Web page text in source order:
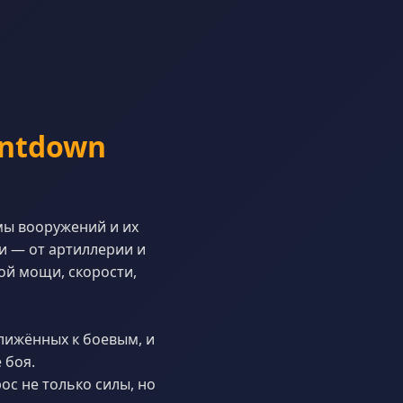
вооружений и их
— от артиллерии и
мощи, скорости,
к боевым, и
боя.
не только силы, но